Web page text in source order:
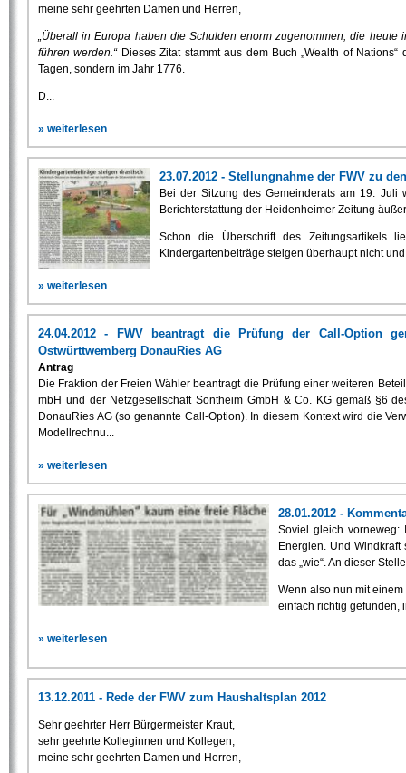
meine sehr geehrten Damen und Herren,
„Überall in Europa haben die Schulden enorm zugenommen, die
führen werden.“ Dieses Zitat stammt aus dem Buch „Wealth of
Tagen, sondern im Jahr 1776.
D...
» weiterlesen
23.07.2012 - Stellungnahme der FWV zu
Bei der Sitzung des Gemeinderats am 19. Juli
Berichterstattung der Heidenheimer Zeitung
Schon die Überschrift des Zeitungsartikels
Kindergartenbeiträge steigen überhaupt nicht
» weiterlesen
24.04.2012 - FWV beantragt die Prüfung der Call-Option
Ostwürttwemberg DonauRies AG
Antrag
Die Fraktion der Freien Wähler beantragt die Prüfung einer weiteren
mbH und der Netzgesellschaft Sontheim GmbH & Co. KG gemäß §6
DonauRies AG (so genannte Call-Option). In diesem Kontext wird die
Modellrechnu...
» weiterlesen
28.01.2012 -
Soviel gleich vorneweg:
Energien. Und
das „wie“. An dieser
Wenn also nun mit
einfach richtig gefunden,
» weiterlesen
13.12.2011 - Rede der FWV zum Haushaltsplan 2012
Sehr geehrter Herr Bürgermeister Kraut,
sehr geehrte Kolleginnen und Kollegen,
meine sehr geehrten Damen und Herren,